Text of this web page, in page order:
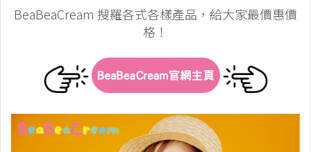
BeaBeaCream 搜羅各式各樣產品，給大家最價惠價
格！